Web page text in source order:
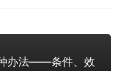
办法——条件、效